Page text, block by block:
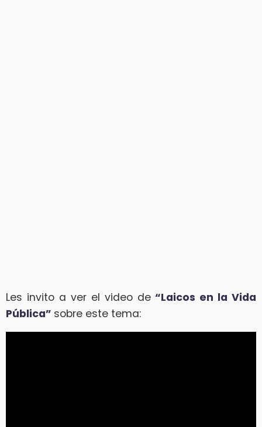
Les invito a ver el video de “Laicos en la Vida
Pública” sobre este tema: